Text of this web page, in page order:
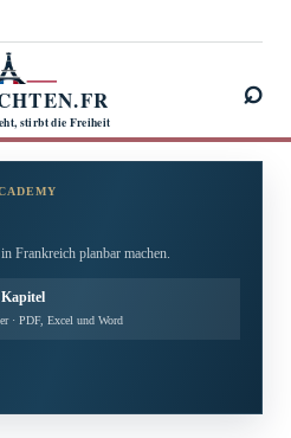
stirbt die Freiheit
⌕
Frankreich planbar machen.
· PDF, Excel und Word